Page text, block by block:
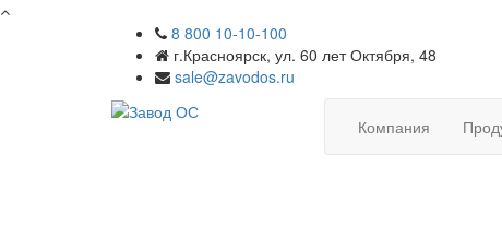
8 800 10-10-100
г.Красноярск, ул. 60 лет Октября, 48
sale@zavodos.ru
Компания